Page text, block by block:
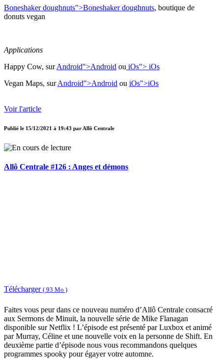
Boneshaker doughnuts">Boneshaker doughnuts, boutique de
donuts vegan
Applications
Happy Cow, surAndroid">Android ou iOs"> iOs
Vegan Maps, surAndroid">Android ou iOs">iOs
Voir l'article
Publié le 15/12/2021 à 19:43 par Allô Centrale
Allô Centrale #126 : Anges et démons
Télécharger ( 93 Mo )
Faites vous peur dans ce nouveau numéro d’Allô Centrale consacré
aux Sermons de Minuit, la nouvelle série de Mike Flanagan
disponible sur Netflix ! L’épisode est présenté par Luxbox et animé
par Murray, Céline et une nouvelle voix en la personne de Shift. En
deuxième partie d’épisode nous vous recommandons quelques
programmes spooky pour égayer votre automne.